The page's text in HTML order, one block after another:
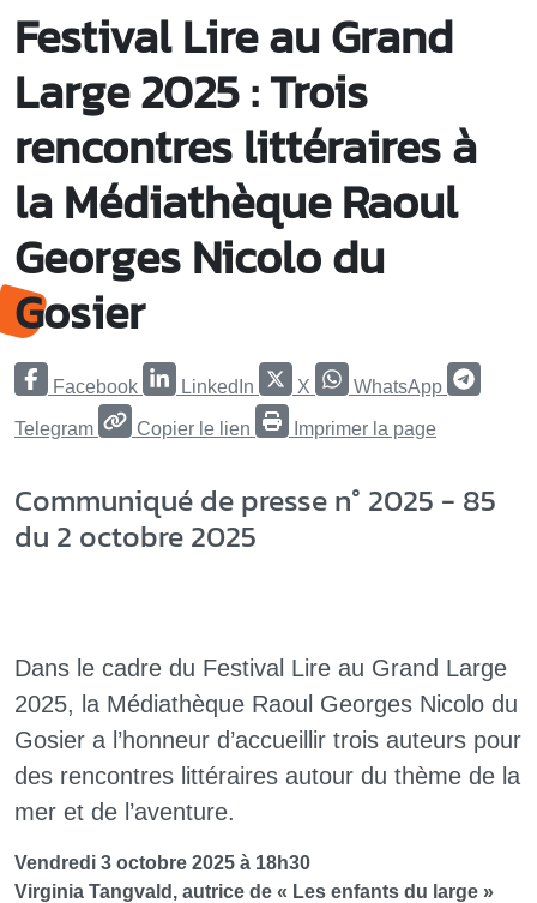
Festival Lire au Grand
Large 2025 : Trois
rencontres littéraires à
la Médiathèque Raoul
Georges Nicolo du
Gosier
Facebook LinkedIn X WhatsApp
Telegram Copier le lien Imprimer la page
Communiqué de presse n° 2025 - 85
du 2 octobre 2025
Dans le cadre du Festival Lire au Grand Large
2025, la Médiathèque Raoul Georges Nicolo du
Gosier a l’honneur d’accueillir trois auteurs pour
des rencontres littéraires autour du thème de la
mer et de l’aventure.
Vendredi 3 octobre 2025 à 18h30
Virginia Tangvald, autrice de « Les enfants du large »